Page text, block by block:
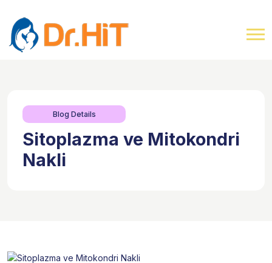
Blog Details
Sitoplazma ve Mitokondri
Nakli